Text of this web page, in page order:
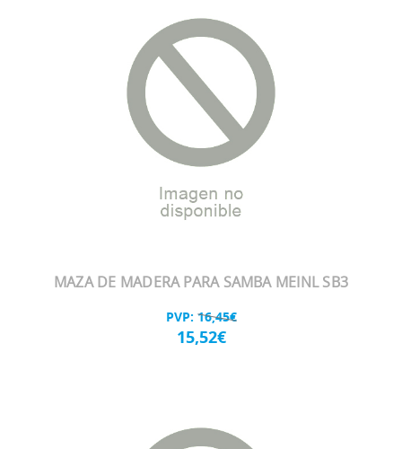
MAZA DE MADERA PARA SAMBA MEINL SB3
PVP: 16,45€
15,52€